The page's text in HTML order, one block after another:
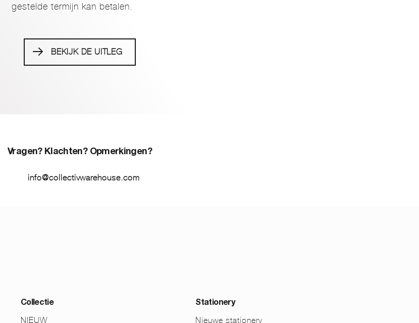
gestelde termijn kan betalen.
BEKIJK DE UITLEG
Vragen? Klachten? Opmerkingen?
info@collectivwarehouse.com
Collectie
NIEUW
Stationery
Nieuwe stationery